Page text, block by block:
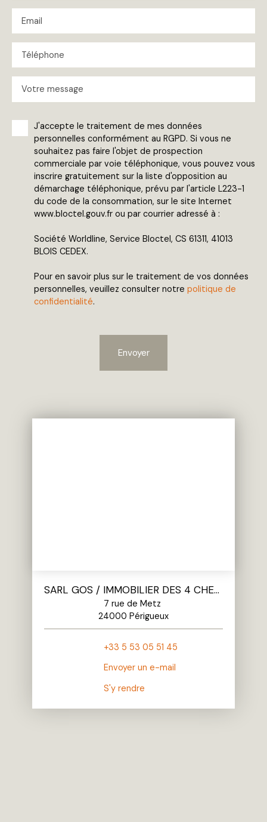
Email
Téléphone
Votre message
J'accepte le traitement de mes données
personnelles conformément au RGPD. Si vous ne
souhaitez pas faire l'objet de prospection
commerciale par voie téléphonique, vous pouvez vous
inscrire gratuitement sur la liste d'opposition au
démarchage téléphonique, prévu par l'article L223-1
du code de la consommation, sur le site Internet
www.bloctel.gouv.fr ou par courrier adressé à :
Société Worldline, Service Bloctel, CS 61311, 41013
BLOIS CEDEX.
Pour en savoir plus sur le traitement de vos données
personnelles, veuillez consulter notre politique de
confidentialité.
Envoyer
SARL GOS / IMMOBILIER DES 4 CHEMINS
7 rue de Metz
24000 Périgueux
+33 5 53 05 51 45
Envoyer un e-mail
S'y rendre